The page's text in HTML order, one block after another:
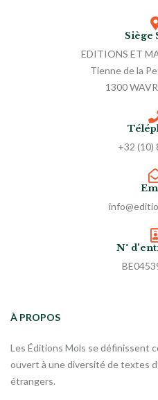
Siège
EDITIONS ET
Tienne de la
1300
+32 (10)
N°
À PROPOS
Les Éditions Mols se définissent
ouvert à une diversité de textes
étrangers.